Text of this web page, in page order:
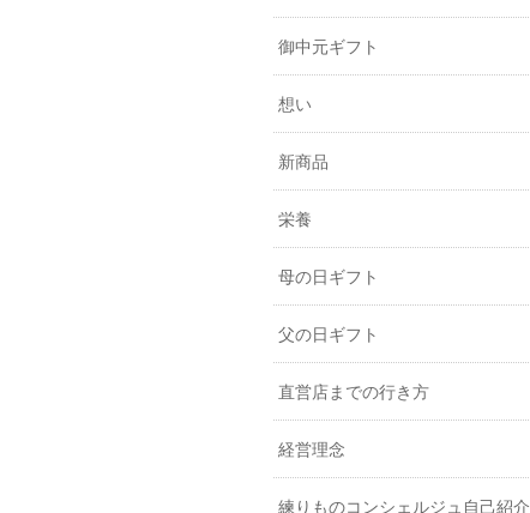
御中元ギフト
想い
新商品
栄養
母の日ギフト
父の日ギフト
直営店までの行き方
経営理念
練りものコンシェルジュ自己紹介